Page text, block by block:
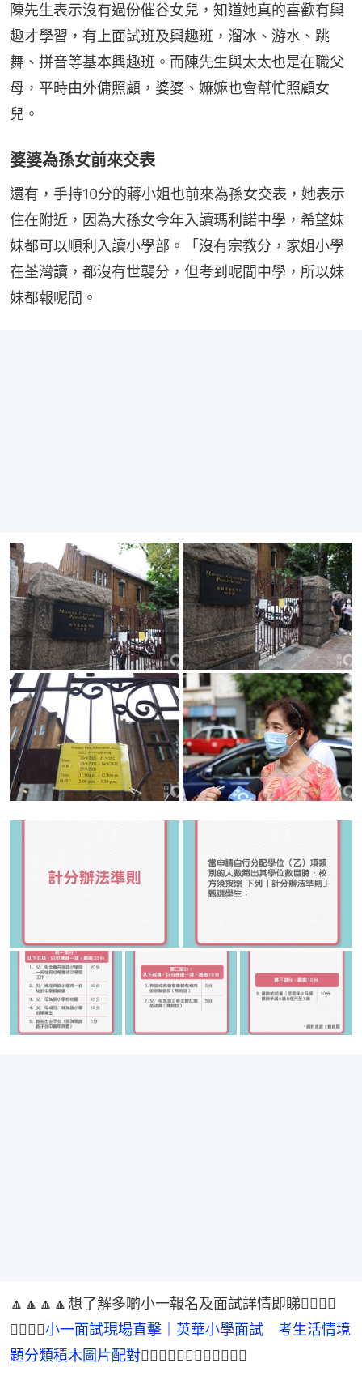
陳先生表示沒有過份催谷女兒，知道她真的喜歡有興
趣才學習，有上面試班及興趣班，溜冰、游水、跳
舞、拼音等基本興趣班。而陳先生與太太也是在職父
母，平時由外傭照顧，婆婆、嫲嫲也會幫忙照顧女
兒。
婆婆為孫女前來交表
還有，手持10分的蔣小姐也前來為孫女交表，她表示
住在附近，因為大孫女今年入讀瑪利諾中學，希望妹
妹都可以順利入讀小學部。「沒有宗教分，家姐小學
在荃灣讀，都沒有世襲分，但考到呢間中學，所以妹
妹都報呢間。
🔼🔼🔼🔼想了解多啲小一報名及面試詳情即睇👉🏻👉🏻
👉🏻👉🏻小一面試現場直擊｜英華小學面試　考生活情境
題分類積木圖片配對👈🏻👈🏻👈🏻👈🏻🔼🔼🔼🔼